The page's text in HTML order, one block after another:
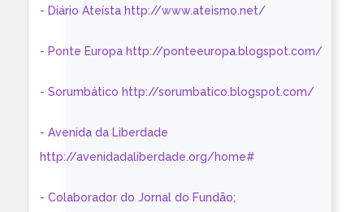
- Diário Ateísta http://www.ateismo.net/
- Ponte Europa http://ponteeuropa.blogspot.com/
- Sorumbático http://sorumbatico.blogspot.com/
- Avenida da Liberdade
http://avenidadaliberdade.org/home#
- Colaborador do Jornal do Fundão;